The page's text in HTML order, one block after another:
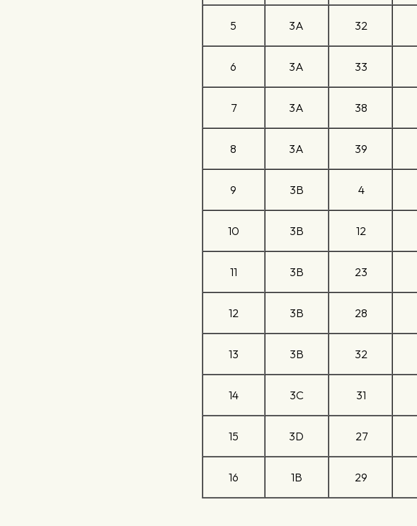
5 3A 32
6 3A 33
7 3A 38
8 3A 39
9 3B 4
10 3B 12
11 3B 23
12 3B 28
13 3B 32
14 3C 31
15 3D 27
16 1B 29